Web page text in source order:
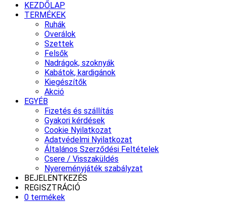
KEZDŐLAP
TERMÉKEK
Ruhák
Overálok
Szettek
Felsők
Nadrágok, szoknyák
Kabátok, kardigánok
Kiegészítők
Akció
EGYÉB
Fizetés és szállítás
Gyakori kérdések
Cookie Nyilatkozat
Adatvédelmi Nyilatkozat
Általános Szerződési Feltételek
Csere / Visszaküldés
Nyereményjáték szabályzat
BEJELENTKEZÉS
REGISZTRÁCIÓ
0 termékek